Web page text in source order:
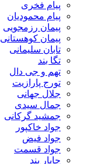
پیام فخری
پیام محمودیان
پیمان رزمجویی
پیمان کوهستانی
تابان سلیمانی
تگا بند
تهم و جی دال
تورج پارازیت
جلال جهانی
جمال سیدی
جمشید گرکانی
جواد خاکپور
جواد فیض
جواد قسمت
چاپار بند